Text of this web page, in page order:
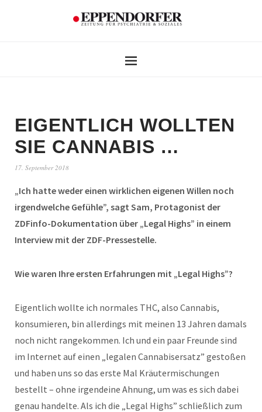
EIGENTLICH WOLLTEN
SIE CANNABIS …
17. September 2018
„Ich hatte weder einen wirklichen eigenen Willen noch
irgendwelche Gefühle”, sagt Sam, Protagonist der
ZDFinfo-Dokumentation über „Legal Highs” in einem
Interview mit der ZDF-Pressestelle.
Wie waren Ihre ersten Erfahrungen mit „Legal Highs”?
Eigentlich wollte ich normales THC, also Cannabis,
konsumieren, bin allerdings mit meinen 13 Jahren damals
noch nicht rangekommen. Ich und ein paar Freunde sind
im Internet auf einen „legalen Cannabisersatz” gestoßen
und haben uns so das erste Mal Kräutermischungen
bestellt – ohne irgendeine Ahnung, um was es sich dabei
genau handelte. Als ich die „Legal Highs” schließlich zum